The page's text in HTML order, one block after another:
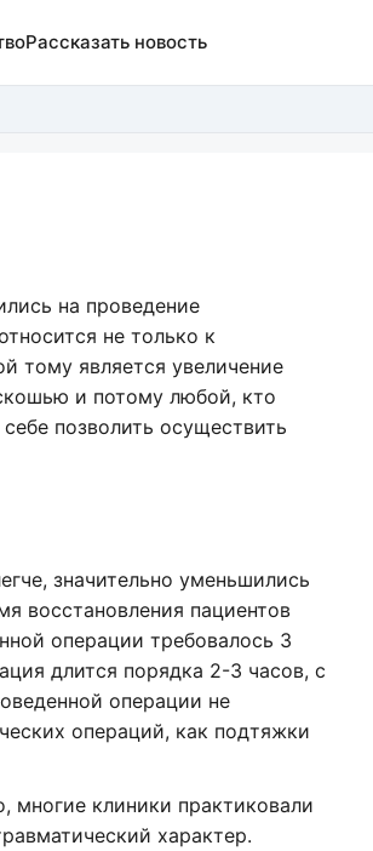
Рассказать новость
на проведение
не только к
тому является увеличение
и потому любой, кто
позволить осуществить
значительно уменьшились
восстановления пациентов
операции требовалось 3
длится порядка 2-3 часов, с
операции не
операций, как подтяжки
многие клиники практиковали
характер.